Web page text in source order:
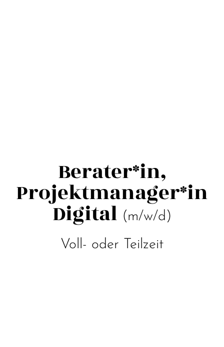
Berater*in,
Projektmanager*in
Digital (m/w/d)
Voll- oder Teilzeit